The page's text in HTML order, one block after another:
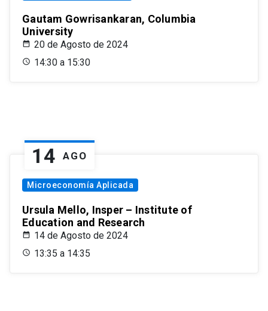
Gautam Gowrisankaran, Columbia
University
20 de Agosto de 2024
14:30 a 15:30
14 AGO
Microeconomía Aplicada
Ursula Mello, Insper – Institute of
Education and Research
14 de Agosto de 2024
13:35 a 14:35